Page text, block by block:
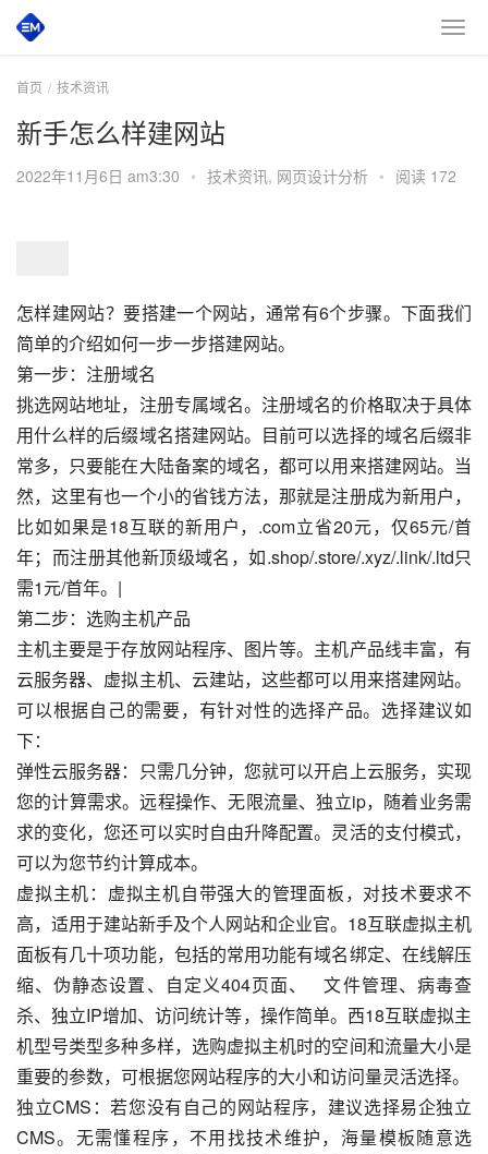
首页 技术资讯
新手怎么样建网站
2022年11月6日 am3:30 • 技术资讯, 网页设计分析 • 阅读 172
怎样建网站？要搭建一个网站，通常有6个步骤。下面我们
简单的介绍如何一步一步搭建网站。
第一步：注册域名
挑选网站地址，注册专属域名。注册域名的价格取决于具体
用什么样的后缀域名搭建网站。目前可以选择的域名后缀非
常多，只要能在大陆备案的域名，都可以用来搭建网站。当
然，这里有也一个小的省钱方法，那就是注册成为新用户，
比如如果是18互联的新用户，.com立省20元，仅65元/首
年；而注册其他新顶级域名，如.shop/.store/.xyz/.link/.ltd只
需1元/首年。|
第二步：选购主机产品
主机主要是于存放网站程序、图片等。主机产品线丰富，有
云服务器、虚拟主机、云建站，这些都可以用来搭建网站。
可以根据自己的需要，有针对性的选择产品。选择建议如
下：
弹性云服务器：只需几分钟，您就可以开启上云服务，实现
您的计算需求。远程操作、无限流量、独立ip，随着业务需
求的变化，您还可以实时自由升降配置。灵活的支付模式，
可以为您节约计算成本。
虚拟主机：虚拟主机自带强大的管理面板，对技术要求不
高，适用于建站新手及个人网站和企业官。18互联虚拟主机
面板有几十项功能，包括的常用功能有域名绑定、在线解压
缩、伪静态设置、自定义404页面、   文件管理、病毒查
杀、独立IP增加、访问统计等，操作简单。西18互联虚拟主
机型号类型多种多样，选购虚拟主机时的空间和流量大小是
重要的参数，可根据您网站程序的大小和访问量灵活选择。
独立CMS：若您没有自己的网站程序，建议选择易企独立
CMS。无需懂程序，不用找技术维护，海量模板随意选